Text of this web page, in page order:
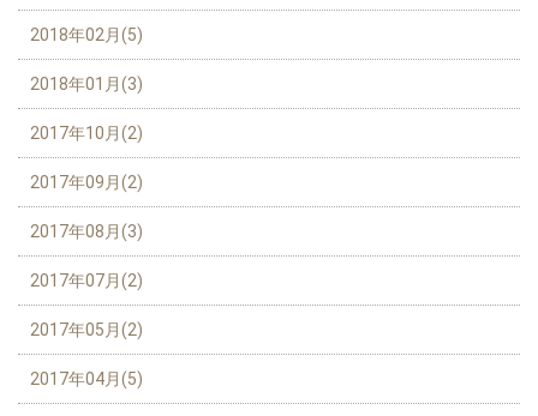
2018年02月(5)
2018年01月(3)
2017年10月(2)
2017年09月(2)
2017年08月(3)
2017年07月(2)
2017年05月(2)
2017年04月(5)